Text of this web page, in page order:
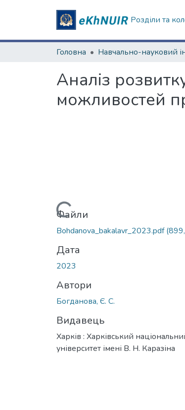
Розділи та
Головна
Аналіз
можливостей
Вантажиться...Файли
Bohdanova_bakalavr_2023.pdf
Дата
2023
Автори
Богданова, Є. С.
Видавець
Харків : Харківський
університет імені В. Н. Каразіна